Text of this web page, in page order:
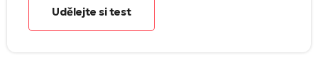
Udělejte si test